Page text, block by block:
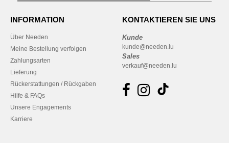
INFORMATION
Über Needen
Meine Bestellung verfolgen
Zahlungsarten
Lieferung
Rückerstattungen / Rückgaben
Hilfe & FAQs
Unsere Engagements
Karriere
KONTAKTIEREN SIE UNS
Kunde
kunde@needen.lu
Sales
verkauf@needen.lu